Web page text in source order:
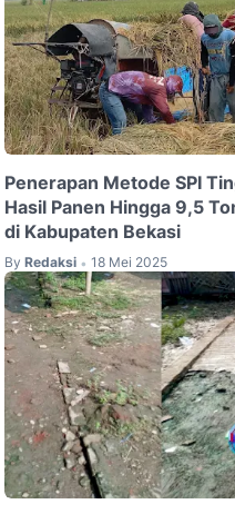
Penerapan Metode SPI
Hasil Panen Hingga 9,5
di Kabupaten Bekasi
By Redaksi • 18 Mei 2025